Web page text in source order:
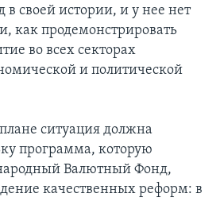
своей истории, и у нее нет
как продемонстрировать
во всех секторах
и политической
ситуация должна
программа, которую
Валютный Фонд,
качественных реформ: в